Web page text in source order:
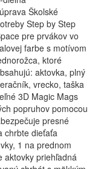
Školské
Step by Step
pre prvákov vo
farbe s motívom
ktoré
aktovka, plný
vrecko, taška
3D Magic Mags
popruhov pomocou
presné
chrbte dieťaťa
1 na prednom
aktovky priehľadná